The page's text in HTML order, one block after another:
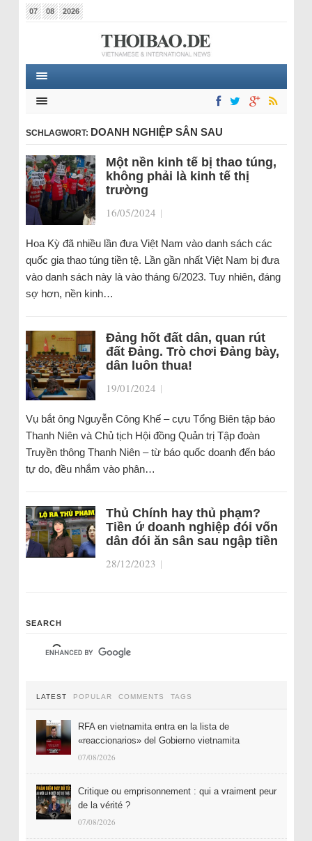
07 08 2026
SCHLAGWORT: DOANH NGHIỆP SÂN SAU
Một nền kinh tế bị thao túng,
không phải là kinh tế thị
trường
16/05/2024 |
Hoa Kỳ đã nhiều lần đưa Việt Nam vào danh sách các
quốc gia thao túng tiền tệ. Lần gần nhất Việt Nam bị đưa
vào danh sách này là vào tháng 6/2023. Tuy nhiên, đáng
sợ hơn, nền kinh…
Đảng hốt đất dân, quan rút
đất Đảng. Trò chơi Đảng bày,
dân luôn thua!
19/01/2024 |
Vụ bắt ông Nguyễn Công Khế – cựu Tổng Biên tập báo
Thanh Niên và Chủ tịch Hội đồng Quản trị Tập đoàn
Truyền thông Thanh Niên – từ báo quốc doanh đến báo
tự do, đều nhắm vào phân…
Thủ Chính hay thủ phạm?
Tiền ứ doanh nghiệp đói vốn
dân đói ăn sân sau ngập tiền
28/12/2023 |
SEARCH
LATEST POPULAR COMMENTS TAGS
RFA en vietnamita entra en la lista de
«reaccionarios» del Gobierno vietnamita
07/08/2026
Critique ou emprisonnement : qui a vraiment peur
de la vérité ?
07/08/2026